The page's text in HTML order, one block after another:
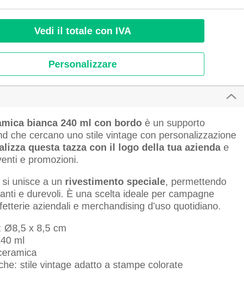
Vedi il totale con IVA
Personalizzare
bianca 240 ml con bordo è un supporto
che cercano uno stile vintage con personalizzazione
questa tazza con il logo della tua aziendae
e promozioni.
unisce a un rivestimento speciale, permettendo
e durevoli. È una scelta ideale per campagne
aziendali e merchandising d'uso quotidiano.
Ø8,5 x 8,5 cm
ml
stile vintage adatto a stampe colorate